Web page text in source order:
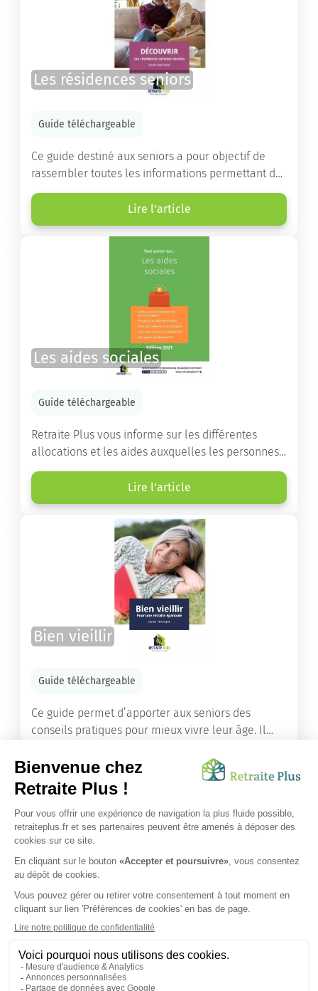
Les résidences seniors
Guide téléchargeable
Ce guide destiné aux seniors a pour objectif de
rassembler toutes les informations permettant de
choisir la résidence services seniors adaptée.
Lire l'article
Les aides sociales
Guide téléchargeable
Retraite Plus vous informe sur les différentes
allocations et les aides auxquelles les personnes
âgées ont droit pour financer un séjour en maison
de retraite ou un maintien à domicile.
Lire l'article
Bien vieillir
Guide téléchargeable
Ce guide permet d’apporter aux seniors des
conseils pratiques pour mieux vivre leur âge. Il
améliorer sa santé grâce à l’alimentation...
Lire l'article
Vous avez besoin d’une aide de nos équipes ?
Obtenir les tarifs & disponibilités
SUIVEZ-NOUS SUR :
Protection données personnelles